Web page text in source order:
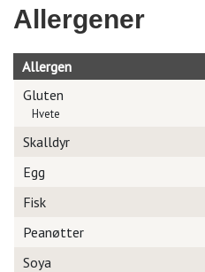
Allergener
Allergen
Gluten
Hvete
Skalldyr
Egg
Fisk
Peanøtter
Soya